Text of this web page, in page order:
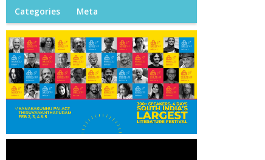
Categories Meta